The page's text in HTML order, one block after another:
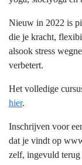
Nieuw in 2022 is
die je kracht,
alsook stress
verbetert.
Het volledige
hier.
Inschrijven voor
dat je vindt op
zelf, ingevuld terug